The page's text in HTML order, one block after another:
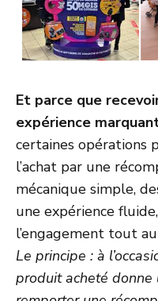
Et parce que
expérience
certaines
l’achat par une
mécanique simple,
une expérience
l’engagement tout
Le principe : à
produit acheté donne